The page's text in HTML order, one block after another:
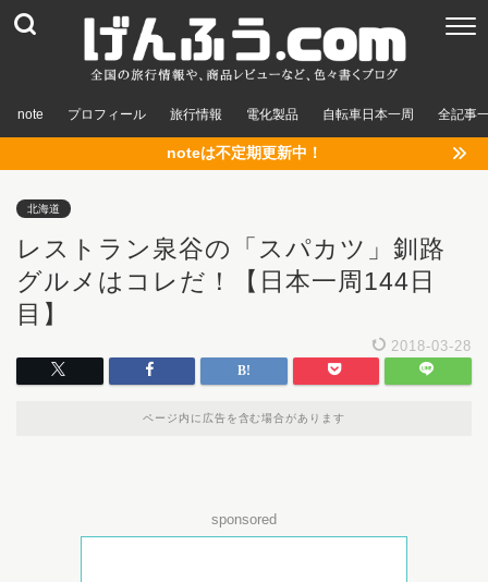
note プロフィール 旅行情報 電化製品 自転車日本一周 全記事
noteは不定期更新中！
北海道
レストラン泉谷の「スパカツ」釧路
グルメはコレだ！【日本一周144日
目】
2018-03-28
ページ内に広告を含む場合があります
sponsored